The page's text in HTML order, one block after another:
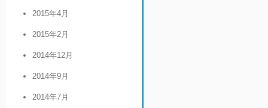
2015年4月
2015年2月
2014年12月
2014年9月
2014年7月